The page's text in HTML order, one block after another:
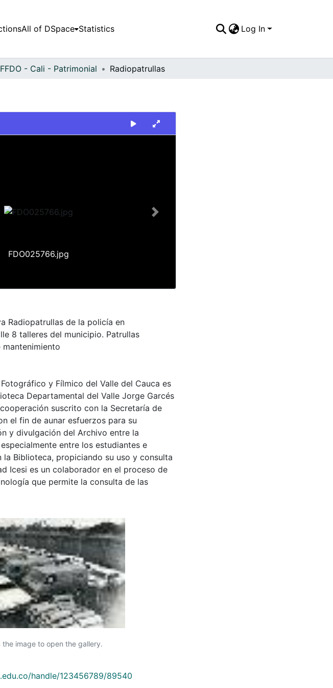
All of DSpace Statistics Log In
FFDO - Cali - Patrimonial Radiopatrullas
FDO025766.jpg
Next
Radiopatrullas de la policía en
8 talleres del municipio. Patrullas
y Fílmico del Valle del Cauca es
Departamental del Valle Jorge Garcés
suscrito con la Secretaría de
el fin de aunar esfuerzos para su
y divulgación del Archivo entre la
entre los estudiantes e
la Biblioteca, propiciando su uso y consulta
Icesi es un colaborador en el proceso de
que permite la consulta de las
the image to open the gallery.
handle/123456789/89540